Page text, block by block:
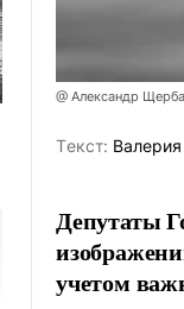
@ Александр
Tекст:
Депутаты
учетом